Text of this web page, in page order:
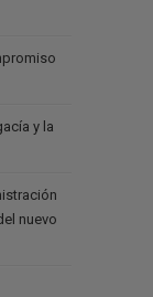
y la
nuevo